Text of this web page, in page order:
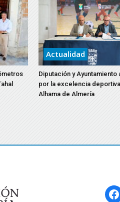
Actualidad
Diputación y Ayuntamiento
por la excelencia
Alhama de Almería